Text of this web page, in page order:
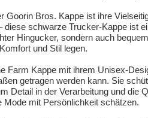
Goorin Bros. Kappe ist ihre
diese schwarze Trucker-Kappe ist
Hingucker, sondern auch
und Stil legen.
Farm Kappe mit ihrem Unisex-
getragen werden kann. Sie
Detail in der Verarbeitung und
Mode mit Persönlichkeit schätzen.